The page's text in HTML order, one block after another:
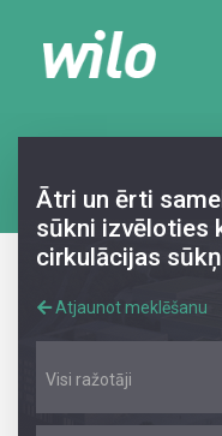
Ātri un ērti
sūkni izvēloties
cirkulācijas
Atjaunot meklēšanu
Visi ražotāji